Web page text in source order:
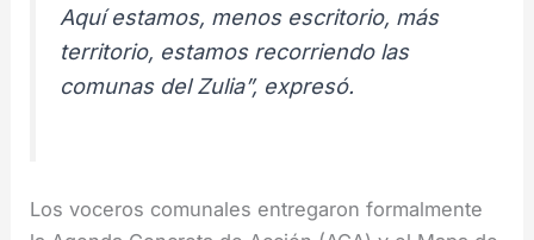
Aquí estamos, menos escritorio, más
territorio, estamos recorriendo las
comunas del Zulia”, expresó.
Los voceros comunales entregaron formalmente